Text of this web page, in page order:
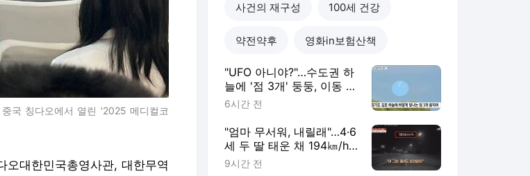
국 칭다오에서 열린 '2025 메디컬코
대한민국총영사관, 대한무역
사건의 재구성 100세 건강
약전약후 영화in보험산책
"UFO 아니야?"…수도권 하
늘에 '점 3개' 둥둥, 이동 방
향 봤더니 깜짝
6시간 전
"엄마 무서워, 내릴래"…4·6
세 두 딸 태운 채 194㎞/h
살인 질주[영상]
9시간 전